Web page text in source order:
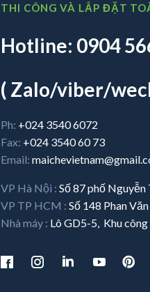
THI CÔNG VÀ LẮP ĐẶT
Hotline: 0904
( Zalo/viber/
Ph: +024 3540 6072
Fax: +024 3540 60 73
Email:
VP Hà Nội :Số 87 phố Nguyễn
VP TP HCM :Số 148 Phan
Nhà máy : Lô GD5-5, Khu